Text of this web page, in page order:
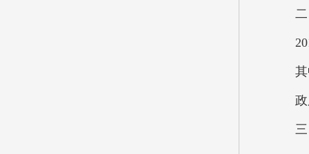
二
2018
其中
政府
三